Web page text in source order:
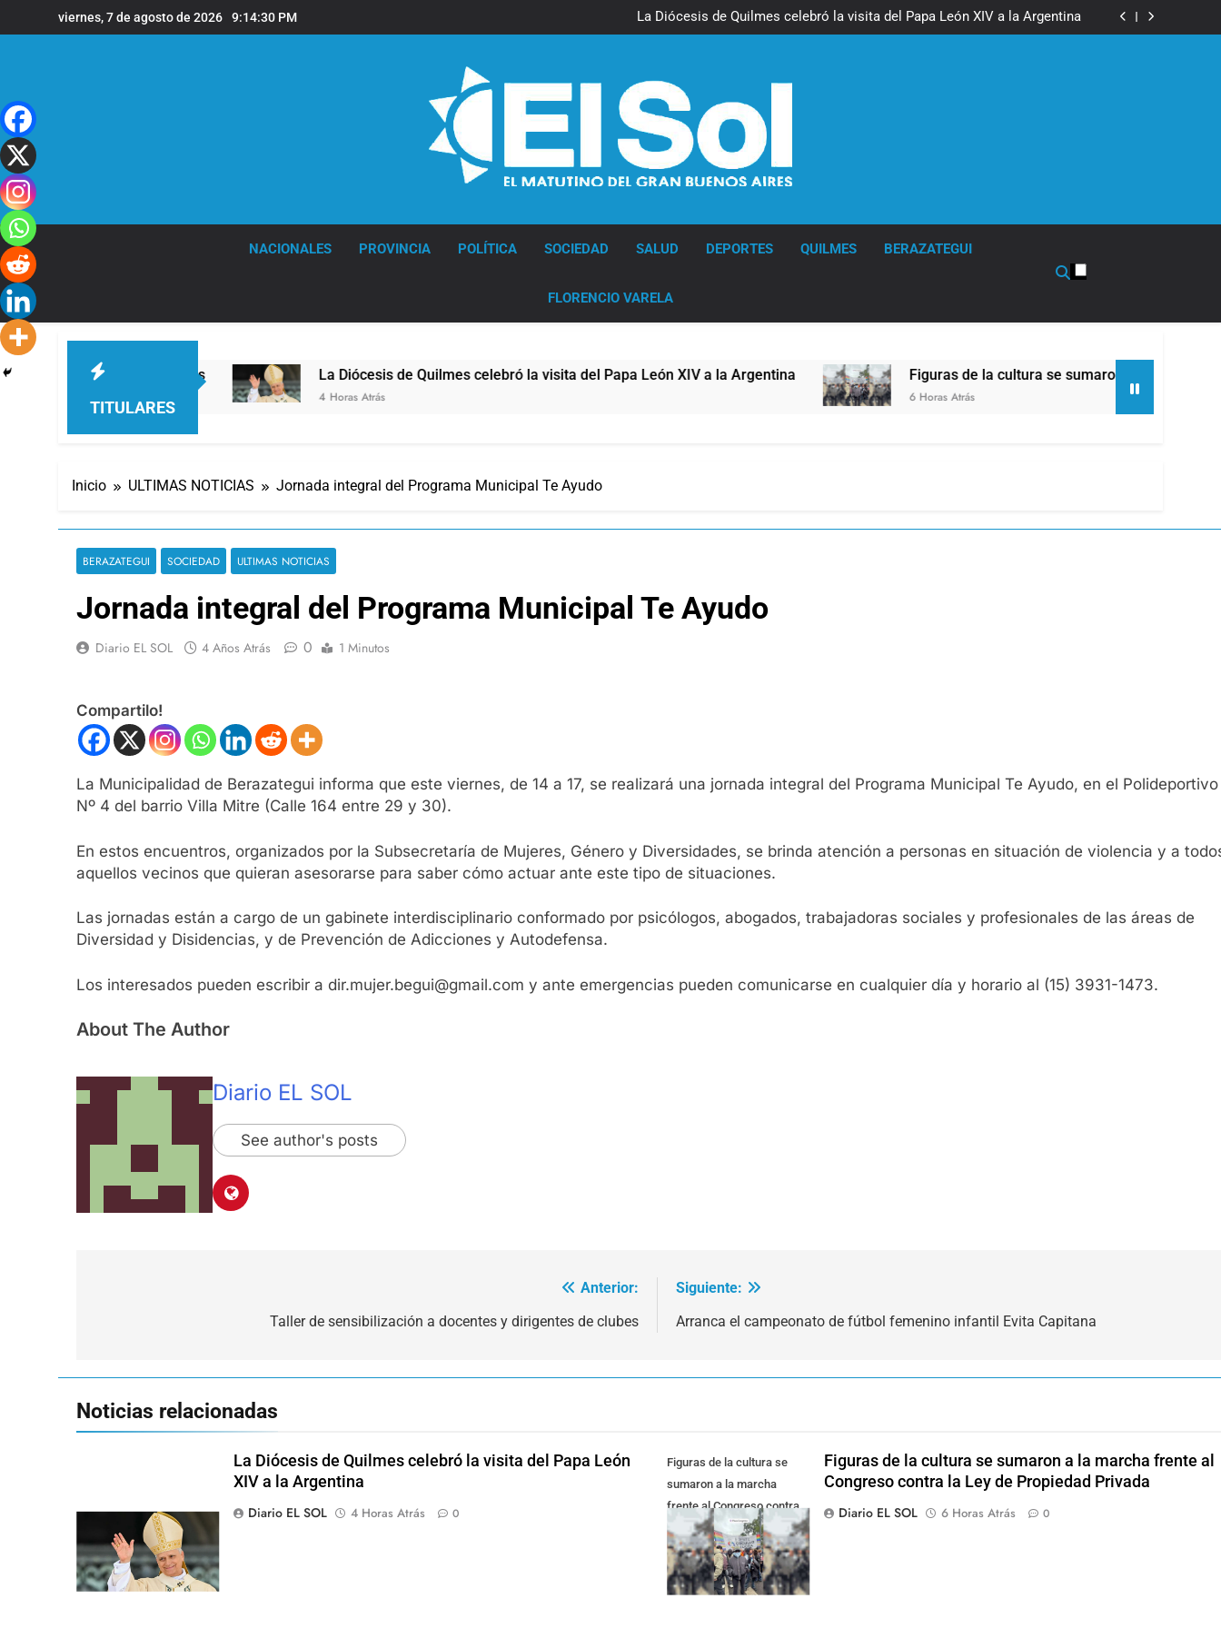
al
viernes, 7 de agosto de 2026 9:14:31 PM
La Diócesis de Quilmes celebró la visita del Papa León XIV a la Argentina
Figuras de la cultura se sumaron a la marcha frente al Congreso contra la
La Diócesis de Quilmes celebró la visita del Papa León XIV a la Argentina
Figuras de la cultura se sumaron a la marcha frente al Congreso contra la
Nueva jornada negativa para los activos argentinos: cayeron las acciones
en Wall Street y el riesgo país quedó al borde de los 450 puntos
NACIONALES PROVINCIA POLÍTICA SOCIEDAD SALUD DEPORTES QUILMES BERAZATEGUI
FLORENCIO VARELA
TITULARES
la sede de Quilmes La Diócesis de Quilmes celebró la visita del Papa León XIV a la Argentina
4 Horas Atrás
Figuras de la cultura se sumaron a la marcha frente
6 Horas Atrás
Inicio ULTIMAS NOTICIAS Jornada integral del Programa Municipal Te Ayudo
BERAZATEGUI SOCIEDAD ULTIMAS NOTICIAS
Jornada integral del Programa Municipal Te Ayudo
Diario EL SOL 4 Años Atrás 0 1 Minutos
Compartilo!
La Municipalidad de Berazategui informa que este viernes, de 14 a 17, se realizará una jornada integral del Programa Municipal Te Ayudo, en el Polideportivo
Nº 4 del barrio Villa Mitre (Calle 164 entre 29 y 30).
En estos encuentros, organizados por la Subsecretaría de Mujeres, Género y Diversidades, se brinda atención a personas en situación de violencia y a
aquellos vecinos que quieran asesorarse para saber cómo actuar ante este tipo de situaciones.
Las jornadas están a cargo de un gabinete interdisciplinario conformado por psicólogos, abogados, trabajadoras sociales y profesionales de las áreas de
Diversidad y Disidencias, y de Prevención de Adicciones y Autodefensa.
Los interesados pueden escribir a dir.mujer.begui@gmail.com y ante emergencias pueden comunicarse en cualquier día y horario al (15) 3931-1473.
About The Author
Diario EL SOL
See author's posts
Anterior:
Taller de sensibilización a docentes y dirigentes de clubes
Siguiente:
Arranca el campeonato de fútbol femenino infantil Evita Capitana
Noticias relacionadas
La Diócesis de Quilmes celebró la visita del Papa León
XIV a la Argentina
Diario EL SOL
4 Horas Atrás 0
Figuras de la cultura se
sumaron a la marcha
frente al Congreso contra
la Ley de Propiedad Privada
Figuras de la cultura se sumaron a la marcha frente al
Congreso contra la Ley de Propiedad Privada
Diario EL SOL
6 Horas Atrás 0